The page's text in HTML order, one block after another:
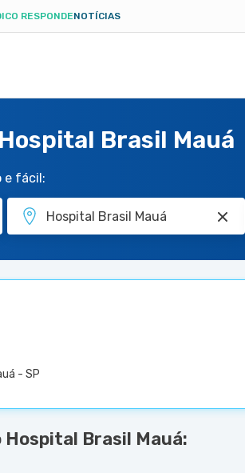
RESPONDENOTÍCIAS
Brasil Mauá
e fácil:
- SP
Brasil Mauá: